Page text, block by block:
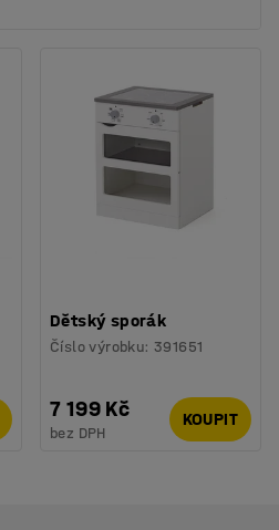
Dětský sporák
Číslo výrobku:391651
7 199 Kč
bez DPH
KOUPIT